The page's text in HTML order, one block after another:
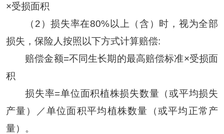
×受损面积
（2）损失率在80%以上（含）时，视为全部
损失，保险人按照以下方式计算赔偿:
赔偿金额=不同生长期的最高赔偿标准×受损面
积
损失率=单位面积植株损失数量（或平均损失
产量）／单位面积平均植株数量（或平均正常产
量）。